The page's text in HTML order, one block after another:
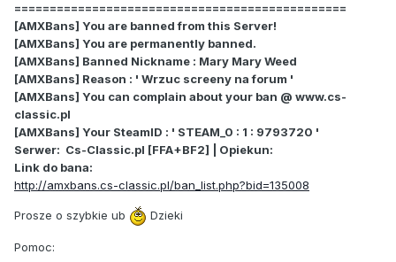
===============================================
[AMXBans] You are banned from this Server!
[AMXBans] You are permanently banned.
[AMXBans] Banned Nickname : Mary Mary Weed
[AMXBans] Reason : ' Wrzuc screeny na forum '
[AMXBans] You can complain about your ban @ www.cs-
classic.pl
[AMXBans] Your SteamID : ' STEAM_0 : 1 : 9793720 '
Serwer: Cs-Classic.pl [FFA+BF2] | Opiekun:
Link do bana:
http://amxbans.cs-classic.pl/ban_list.php?bid=135008
Prosze o szybkie ub Dzieki
Pomoc: